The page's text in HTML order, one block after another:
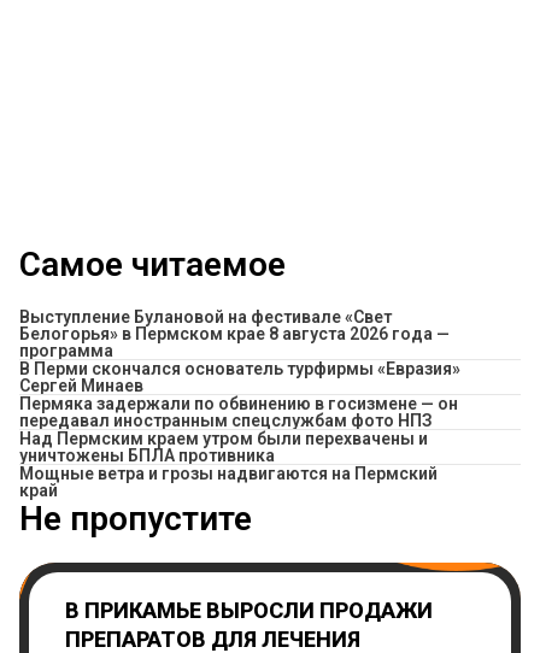
Самое читаемое
Выступление Булановой на фестивале «Свет
Белогорья» в Пермском крае 8 августа 2026 года —
программа
В Перми скончался основатель турфирмы «Евразия»
Сергей Минаев
Пермяка задержали по обвинению в госизмене — он
передавал иностранным спецслужбам фото НПЗ
Над Пермским краем утром были перехвачены и
уничтожены БПЛА противника
Мощные ветра и грозы надвигаются на Пермский
край
Не пропустите
В ПРИКАМЬЕ ВЫРОСЛИ ПРОДАЖИ
ПРЕПАРАТОВ ДЛЯ ЛЕЧЕНИЯ